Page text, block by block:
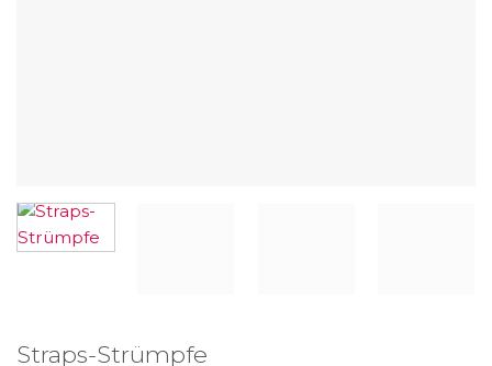
Straps-Strümpfe